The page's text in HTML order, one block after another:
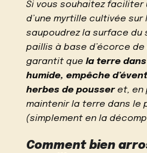
Si vous souhaitez faciliter
d’une myrtille cultivée sur
saupoudrez la surface du
paillis à base d’écorce
garantit quela terre
humide, empêche
herbes de pousseret, en
maintenir la terre dans le
(simplement en la
Comment bien